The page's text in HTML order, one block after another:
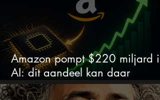
Amazon pompt $220 miljard in
AI: dit aandeel kan daar
explosief van profiteren